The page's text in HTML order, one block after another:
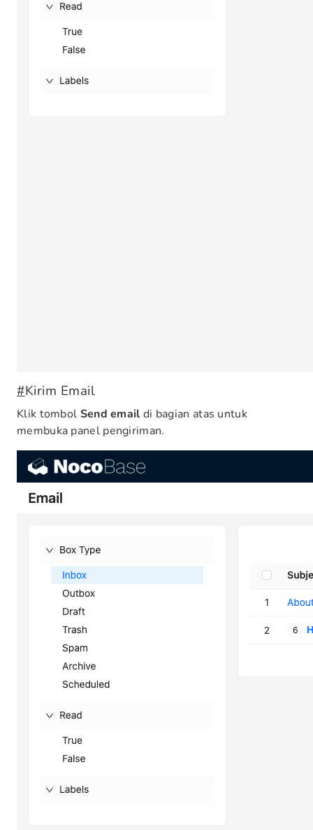
#Kirim Email
Klik tombol Send email di bagian atas untuk
membuka panel pengiriman.